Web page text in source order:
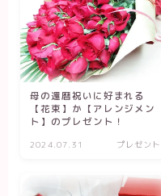
母の還暦祝いに好まれる
【花束】か【アレンジメン
ト】のプレゼント！
2024.07.31 プレゼント